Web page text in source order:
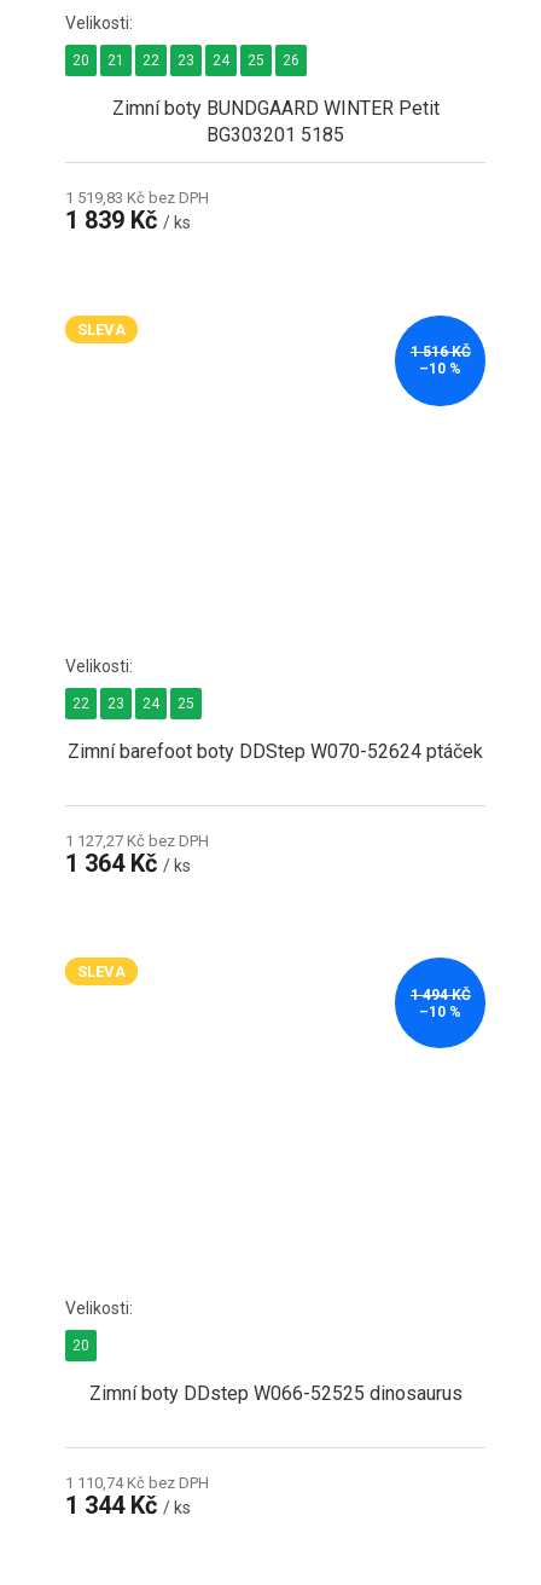
Zimní boty BUNDGAARD WINTER Petit
BG303201 5185
1 519,83 Kč bez DPH
1 839 Kč/ ks
20 21 22 23 24 25 26
SLEVA
1 516 KČ
–10 %
Zimní barefoot boty DDStep W070-52624 ptáček
1 127,27 Kč bez DPH
1 364 Kč/ ks
22 23 24 25
SLEVA
1 494 KČ
–10 %
Zimní boty DDstep W066-52525 dinosaurus
1 110,74 Kč bez DPH
1 344 Kč/ ks
20